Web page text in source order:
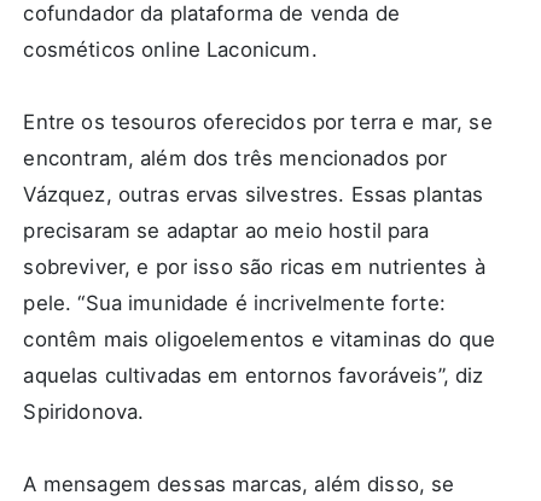
cofundador da plataforma de venda de
cosméticos online Laconicum.
Entre os tesouros oferecidos por terra e mar, se
encontram, além dos três mencionados por
Vázquez, outras ervas silvestres. Essas plantas
precisaram se adaptar ao meio hostil para
sobreviver, e por isso são ricas em nutrientes à
pele. “Sua imunidade é incrivelmente forte:
contêm mais oligoelementos e vitaminas do que
aquelas cultivadas em entornos favoráveis”, diz
Spiridonova.
A mensagem dessas marcas, além disso, se